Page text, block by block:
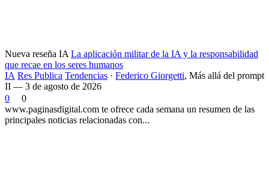
Nueva reseña IA La aplicación militar de la IA y la responsabilidad
que recae en los seres humanos
IA Res Publica Tendencias · Federico Giorgetti, Más allá del prompt
II — 3 de agosto de 2026
0
0
www.paginasdigital.com te ofrece cada semana un resumen de las
principales noticias relacionadas con...